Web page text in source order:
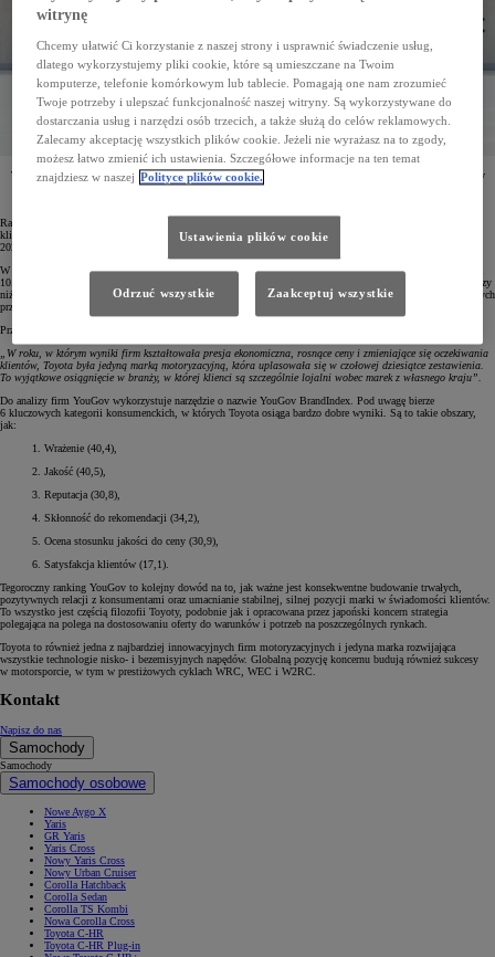
Toyota po raz drugi z rzędu została uznana za najlepszą markę motoryzacyjną w rankingu YouGov
Best Brand. W Top10 zestawienia japoński koncern był jedynym przedstawicielem tego sektora
Ranking YouGov Best Brand powstaje w oparciu o badania konsumenckie, które analizują opinie 6 mln
klientów z 28 rynków na świecie. Najnowsze zestawienie obejmuje okres od 1 stycznia do 31 grudnia
2025 roku. Warunkiem klasyfikacyjnym dla firm była obecność przynajmniej na 10 rynkach.
W tegorocznym zestawieniu YouGov Best Brand Ranking Toyota – podobnie jak i w roku ubiegłym – zajęła
10. miejsce. Firma była również najwyżej sklasyfikowaną marką motoryzacyjną – jej wynik był o 2,8% lepszy
niż przed rokiem. Dane za 2025 rok pokazały, że Toyota była najlepszą marką motoryzacyjną na wielu badanych
przez YouGov rynkach, w tym w USA, Australii, Japonii, Arabii Saudyjskiej, Hiszpanii i we Włoszech.
Przedstawiciele YouGov tak mówili o tegorocznym sukcesie japońskiego koncernu:
„W roku, w którym wyniki firm kształtowała presja ekonomiczna, rosnące ceny i zmieniające się oczekiwania
klientów, Toyota była jedyną marką motoryzacyjną, która uplasowała się w czołowej dziesiątce zestawienia.
To wyjątkowe osiągnięcie w branży, w której klienci są szczególnie lojalni wobec marek z własnego kraju”.
Do analizy firm YouGov wykorzystuje narzędzie o nazwie YouGov BrandIndex. Pod uwagę bierze
6 kluczowych kategorii konsumenckich, w których Toyota osiąga bardzo dobre wyniki. Są to takie obszary,
jak:
Wrażenie (40,4),
Jakość (40,5),
Reputacja (30,8),
Skłonność do rekomendacji (34,2),
Ocena stosunku jakości do ceny (30,9),
Satysfakcja klientów (17,1).
Tegoroczny ranking YouGov to kolejny dowód na to, jak ważne jest konsekwentne budowanie trwałych,
pozytywnych relacji z konsumentami oraz umacnianie stabilnej, silnej pozycji marki w świadomości klientów.
To wszystko jest częścią filozofii Toyoty, podobnie jak i opracowana przez japoński koncern strategia
polegająca na polega na dostosowaniu oferty do warunków i potrzeb na poszczególnych rynkach.
Toyota to również jedna z najbardziej innowacyjnych firm motoryzacyjnych i jedyna marka rozwijająca
wszystkie technologie nisko- i bezemisyjnych napędów. Globalną pozycję koncernu budują również sukcesy
w motorsporcie, w tym w prestiżowych cyklach WRC, WEC i W2RC.
Kontakt
Napisz do nas
Samochody
Samochody
Samochody osobowe
Nowe Aygo X
Yaris
GR Yaris
Yaris Cross
Nowy Yaris Cross
Nowy Urban Cruiser
Corolla Hatchback
Corolla Sedan
Corolla TS Kombi
Nowa Corolla Cross
Toyota C-HR
Toyota C-HR Plug-in
witrynę
Chcemy ułatwić Ci korzystanie z naszej strony i usprawnić świadczenie usług,
dlatego wykorzystujemy pliki cookie, które są umieszczane na Twoim
komputerze, telefonie komórkowym lub tablecie. Pomagają one nam zrozumieć
Twoje potrzeby i ulepszać funkcjonalność naszej witryny. Są wykorzystywane do
dostarczania usług i narzędzi osób trzecich, a także służą do celów reklamowych.
Zalecamy akceptację wszystkich plików cookie. Jeżeli nie wyrażasz na to zgody,
możesz łatwo zmienić ich ustawienia. Szczegółowe informacje na ten temat
znajdziesz w naszej Polityce plików cookie.
Ustawienia plików cookie
Odrzuć wszystkie Zaakceptuj wszystkie